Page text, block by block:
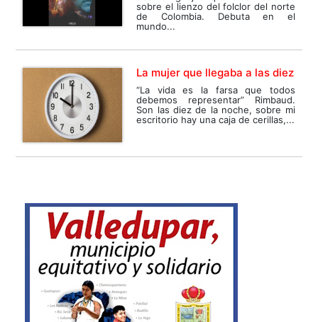
sobre el lienzo del folclor del norte
de Colombia. Debuta en el
mundo...
La mujer que llegaba a las diez
“La vida es la farsa que todos
debemos representar” Rimbaud.
Son las diez de la noche, sobre mi
escritorio hay una caja de cerillas,...